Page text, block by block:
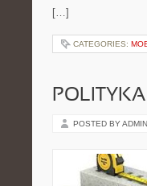
[…]
CATEGORIES:
POSTED BY ADMIN